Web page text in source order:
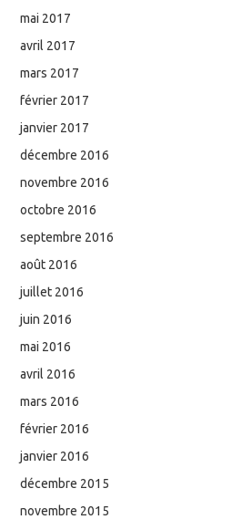
mai 2017
avril 2017
mars 2017
février 2017
janvier 2017
décembre 2016
novembre 2016
octobre 2016
septembre 2016
août 2016
juillet 2016
juin 2016
mai 2016
avril 2016
mars 2016
février 2016
janvier 2016
décembre 2015
novembre 2015